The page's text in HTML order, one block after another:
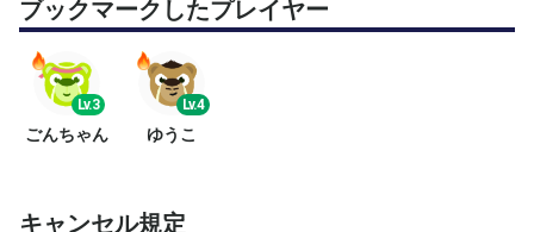
テニス後に、希望者で打ち上げをします🍻
皆さまの参加をお待ちしています🎾
ブックマークしたプレイヤー
Lv.3
ごんちゃん
Lv.4
ゆうこ
キャンセル規定